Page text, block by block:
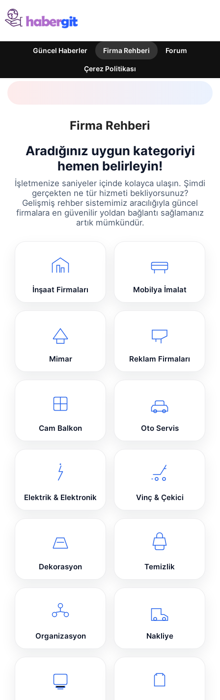
Güncel Haberler Firma Rehberi Forum
Çerez Politikası
Firma Rehberi
Aradığınız uygun kategoriyi
hemen belirleyin!
İşletmenize saniyeler içinde kolayca ulaşın. Şimdi
gerçekten ne tür hizmeti bekliyorsunuz?
Gelişmiş rehber sistemimiz aracılığıyla güncel
firmalara en güvenilir yoldan bağlantı sağlamanız
artık mümkündür.
İnşaat Firmaları Mobilya İmalat
Mimar Reklam Firmaları
Cam Balkon Oto Servis
Elektrik & Elektronik Vinç & Çekici
Dekorasyon Temizlik
Organizasyon Nakliye